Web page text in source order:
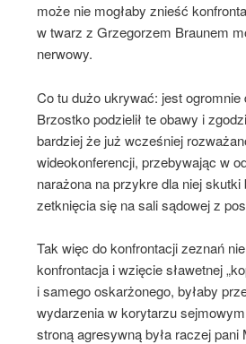
może nie mogłaby znieść
w twarz z Grzegorzem Braunem
nerwowy.
Co tu dużo ukrywać: jest
Brzostko podzielił te obawy i
bardziej że już wcześniej
wideokonferencji, przebywając w
narażona na przykre dla niej
zetknięcia się na sali sądowej z
Tak więc do konfrontacji zeznań
konfrontacja i wzięcie sławetnej
i samego oskarżonego, byłaby
wydarzenia w korytarzu
stroną agresywną była raczej